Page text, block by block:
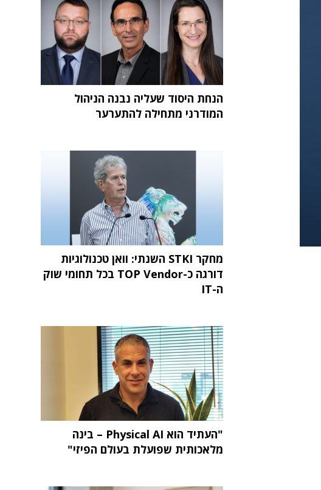
הנחת היסוד שעליה נבנה הניהול
המודרני מתחילה להתערער
מחקר STKI השנתי: וואן טכנולוגיות
דורגה כ-TOP Vendor בכל תחומי שוק
ה-IT
"העתיד הוא Physical AI – בינה
מלאכותית שפועלת בעולם הפיזי"